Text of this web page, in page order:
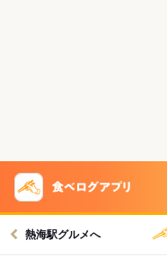
熱海駅グルメへ